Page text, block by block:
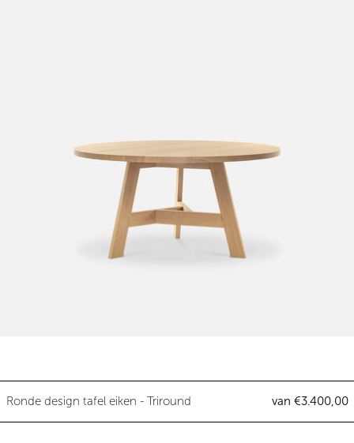
Ronde design tafel eiken - Triround
van €3.400,00